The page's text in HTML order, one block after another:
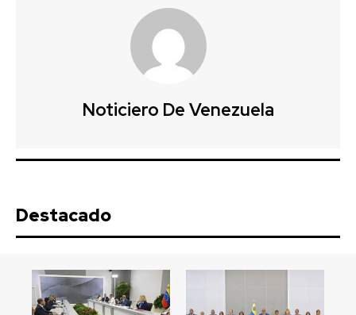
Noticiero De Venezuela
Destacado